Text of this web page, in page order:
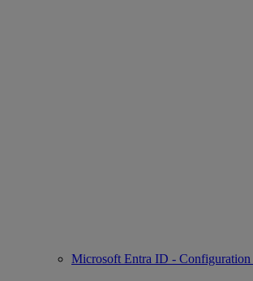
Microsoft Entra ID -